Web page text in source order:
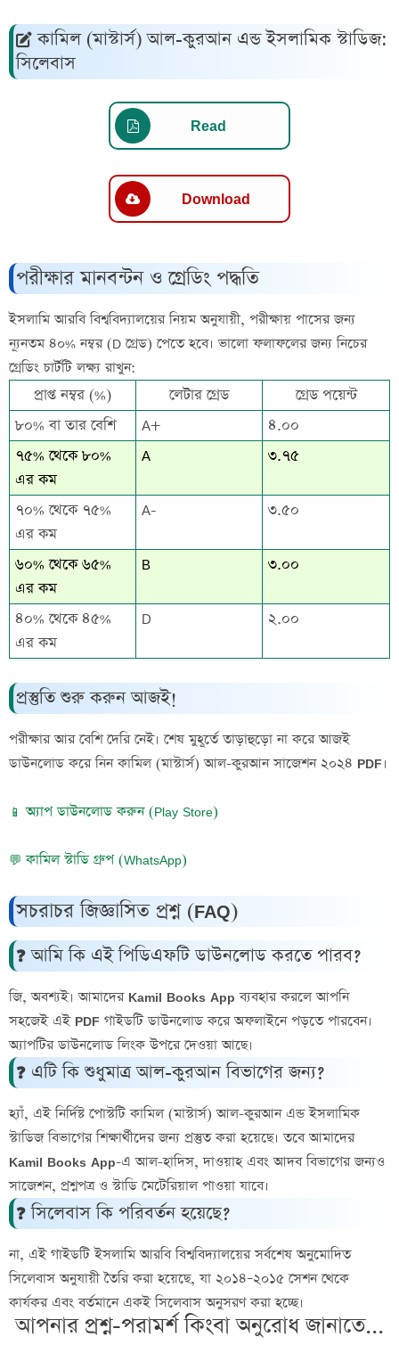
কামিল (মাস্টার্স) আল-কুরআন এন্ড ইসলামিক স্টাডিজ:
সিলেবাস
Read
Download
পরীক্ষার মানবন্টন ও গ্রেডিং পদ্ধতি
ইসলামি আরবি বিশ্ববিদ্যালয়ের নিয়ম অনুযায়ী, পরীক্ষায় পাসের জন্য
ন্যূনতম ৪০% নম্বর (D গ্রেড) পেতে হবে। ভালো ফলাফলের জন্য নিচের
গ্রেডিং চার্টটি লক্ষ্য রাখুন:
প্রাপ্ত নম্বর (%)
লেটার গ্রেড
গ্রেড পয়েন্ট
৮০% বা তার বেশি
A+
৪.০০
৭৫% থেকে ৮০%
এর কম
A ৩.৭৫
৭০% থেকে ৭৫%
এর কম
A- ৩.৫০
৬০% থেকে ৬৫%
এর কম
B ৩.০০
৪০% থেকে ৪৫%
এর কম
D ২.০০
প্রস্তুতি শুরু করুন আজই!
পরীক্ষার আর বেশি দেরি নেই। শেষ মুহূর্তে তাড়াহুড়ো না করে আজই
ডাউনলোড করে নিনকামিল (মাস্টার্স) আল-কুরআন সাজেশন ২০২৪ PDF।
📱 অ্যাপ ডাউনলোড করুন (Play Store)
💬 কামিল স্টাডি গ্রুপ (WhatsApp)
সচরাচর জিজ্ঞাসিত প্রশ্ন (FAQ)
❓ আমি কি এই পিডিএফটি ডাউনলোড করতে পারব?
জি, অবশ্যই। আমাদের Kamil Books App ব্যবহার করলে আপনি
সহজেই এই PDF গাইডটি ডাউনলোড করে অফলাইনে পড়তে পারবেন।
অ্যাপটির ডাউনলোড লিংক উপরে দেওয়া আছে।
❓ এটি কি শুধুমাত্র আল-কুরআন বিভাগের জন্য?
হ্যাঁ, এই নির্দিষ্ট পোস্টটিকামিল (মাস্টার্স) আল-কুরআন এন্ড ইসলামিক
স্টাডিজবিভাগের শিক্ষার্থীদের জন্য প্রস্তুত করা হয়েছে। তবে আমাদের
Kamil Books App-এআল-হাদিস, দাওয়াহ এবং আদববিভাগের জন্যও
সাজেশন, প্রশ্নপত্র ও স্টাডি মেটেরিয়াল পাওয়া যাবে।
❓ সিলেবাস কি পরিবর্তন হয়েছে?
না, এই গাইডটিইসলামি আরবি বিশ্ববিদ্যালয়ের সর্বশেষ অনুমোদিত
সিলেবাসঅনুযায়ী তৈরি করা হয়েছে, যা ২০১৪–২০১৫ সেশন থেকে
কার্যকরএবং বর্তমানে একই সিলেবাস অনুসরণ করা হচ্ছে।
আপনার প্রশ্ন-পরামর্শ কিংবা অনুরোধ জানাতে...